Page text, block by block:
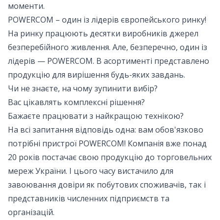
моменти.
POWERCOM – один із лідерів європейського ринку!
На ринку працюють десятки виробників джерел
безперебійного живлення. Але, безперечно, один із
лідерів — POWERCOM. В асортименті представлено
продукцію для вирішення будь-яких завдань.
Чи не знаєте, на чому зупинити вибір?
Вас цікавлять комплексні рішення?
Бажаєте працювати з найкращою технікою?
На всі запитання відповідь одна: вам обов'язково
потрібні пристрої POWERCOM! Компанія вже понад
20 років постачає свою продукцію до торговельних
мереж України. І цього часу вистачило для
завоювання довіри як побутових споживачів, так і
представників численних підприємств та
організацій.